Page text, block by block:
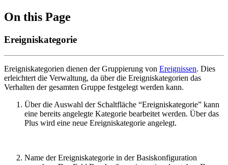
On this Page
Ereigniskategorie
Ereigniskategorien dienen der Gruppierung von Ereignissen. Dies
erleichtert die Verwaltung, da über die Ereigniskategorien das
Verhalten der gesamten Gruppe festgelegt werden kann.
Über die Auswahl der Schaltfläche “Ereigniskategorie” kann
eine bereits angelegte Kategorie bearbeitet werden. Über das
Plus wird eine neue Ereigniskategorie angelegt.
Name der Ereigniskategorie in der Basiskonfiguration